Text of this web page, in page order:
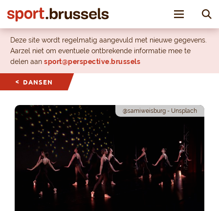
Toggle
Deze site wordt regelmatig aangevuld met nieuwe gegevens.
Aarzel niet om eventuele ontbrekende informatie mee te
delen aan sport@perspective.brussels
DANSEN
@samiweisburg - Unsplach